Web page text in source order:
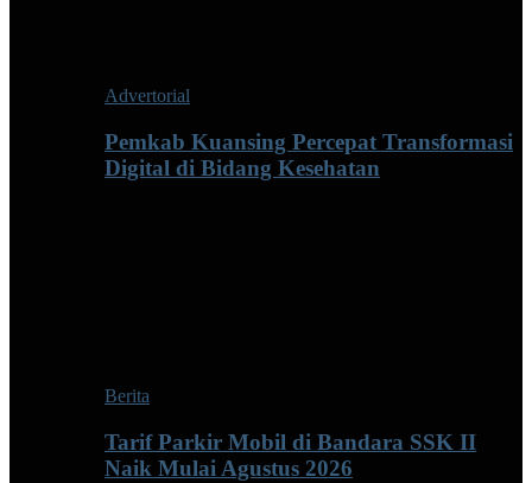
Advertorial
Pemkab Kuansing Percepat Transformasi
Digital di Bidang Kesehatan
Berita
Tarif Parkir Mobil di Bandara SSK II
Naik Mulai Agustus 2026